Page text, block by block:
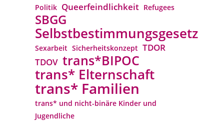
Politik Queerfeindlichkeit Refugees
SBGG
Selbstbestimmungsgesetz
Sexarbeit Sicherheitskonzept TDOR
TDOV trans*BIPOC
trans* Elternschaft
trans* Familien
trans* und nicht-binäre Kinder und
Jugendliche